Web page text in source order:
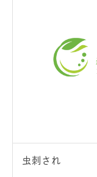
虫刺され